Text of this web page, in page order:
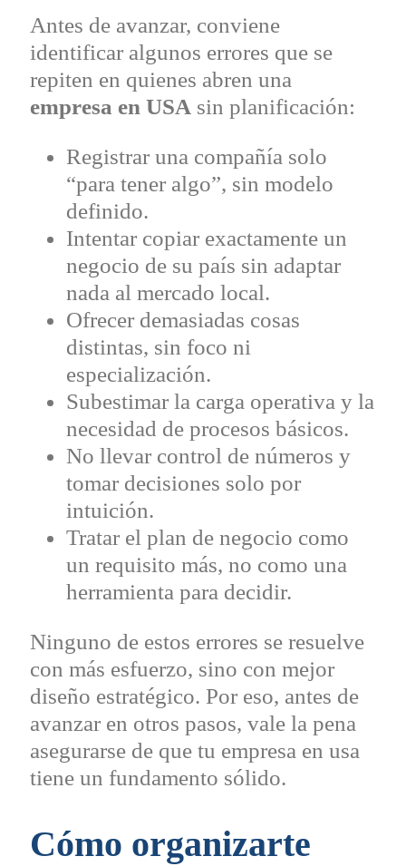
Antes de avanzar, conviene
identificar algunos errores que se
repiten en quienes abren una
empresa en USA sin planificación:
Registrar una compañía solo
“para tener algo”, sin modelo
definido.
Intentar copiar exactamente un
negocio de su país sin adaptar
nada al mercado local.
Ofrecer demasiadas cosas
distintas, sin foco ni
especialización.
Subestimar la carga operativa y la
necesidad de procesos básicos.
No llevar control de números y
tomar decisiones solo por
intuición.
Tratar el plan de negocio como
un requisito más, no como una
herramienta para decidir.
Ninguno de estos errores se resuelve
con más esfuerzo, sino con mejor
diseño estratégico. Por eso, antes de
avanzar en otros pasos, vale la pena
asegurarse de que tu empresa en usa
tiene un fundamento sólido.
Cómo organizarte